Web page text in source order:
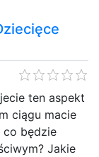
ten aspekt
ciągu macie
co będzie
Jakie